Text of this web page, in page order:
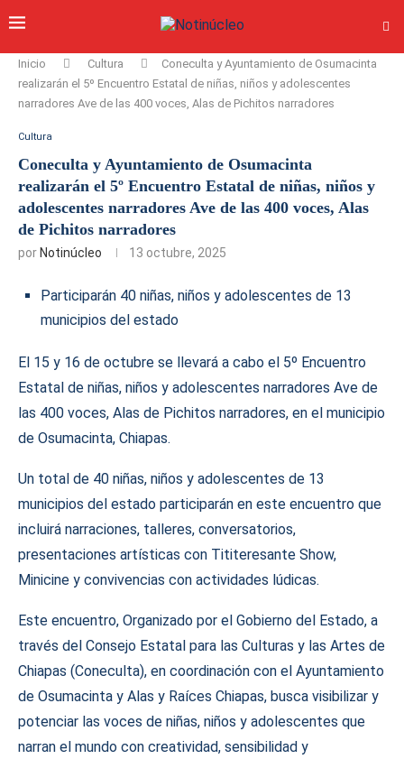
Inicio Cultura
Coneculta y Ayuntamiento de Osumacinta
realizarán el 5º Encuentro Estatal de niñas, niños y adolescentes
narradores Ave de las 400 voces, Alas de Pichitos narradores
Cultura
Coneculta y Ayuntamiento de Osumacinta
realizarán el 5º Encuentro Estatal de niñas, niños y
adolescentes narradores Ave de las 400 voces, Alas
de Pichitos narradores
por Notinúcleo 13 octubre, 2025
Participarán 40 niñas, niños y adolescentes de 13
municipios del estado
El 15 y 16 de octubre se llevará a cabo el 5º Encuentro
Estatal de niñas, niños y adolescentes narradores Ave de
las 400 voces, Alas de Pichitos narradores, en el municipio
de Osumacinta, Chiapas.
Un total de 40 niñas, niños y adolescentes de 13
municipios del estado participarán en este encuentro que
incluirá narraciones, talleres, conversatorios,
presentaciones artísticas con Tititeresante Show,
Minicine y convivencias con actividades lúdicas.
Este encuentro, Organizado por el Gobierno del Estado, a
través del Consejo Estatal para las Culturas y las Artes de
Chiapas (Coneculta), en coordinación con el Ayuntamiento
de Osumacinta y Alas y Raíces Chiapas, busca visibilizar y
potenciar las voces de niñas, niños y adolescentes que
narran el mundo con creatividad, sensibilidad y